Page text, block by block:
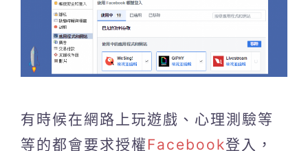
有時候在網路上玩遊戲、心理測驗等
等的都會要求授權Facebook登入，